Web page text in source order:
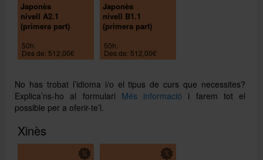
Japonès
nivell A2.1
(primera part)
50h.
Des de: 512,00€
Japonès
nivell B1.1
(primera part)
50h.
Des de: 512,00€
No has trobat l’idioma i/o el tipus de curs que necessites?
Explica’ns-ho al formulari Més informació i farem tot el
possible per a oferir-te’l.
Xinès